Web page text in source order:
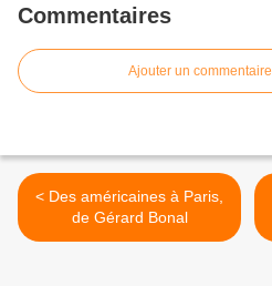
Commentaires
Ajouter un commentaire
< Des américaines à Paris,
de Gérard Bonal